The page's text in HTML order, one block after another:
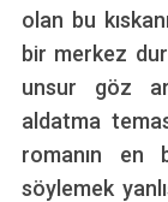
olan bu
bir merkez
unsur göz
aldatma
romanın en
söylemek